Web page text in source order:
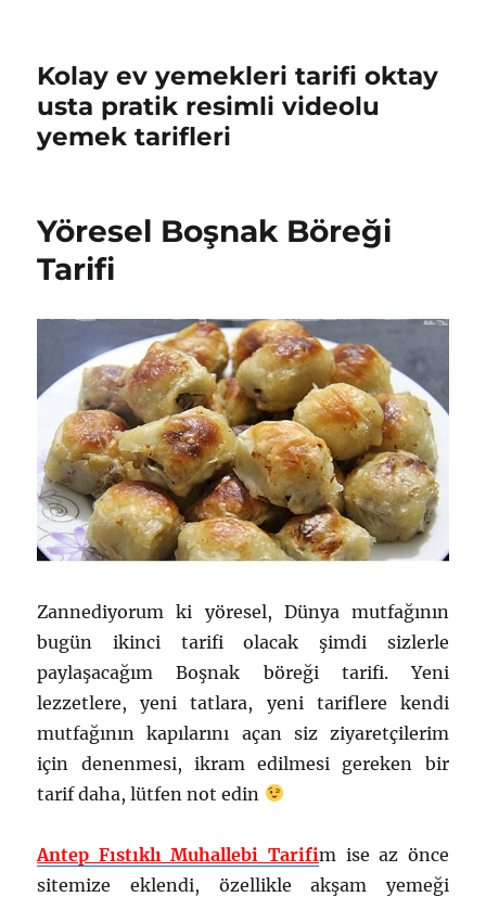
Kolay ev yemekleri tarifi oktay
usta pratik resimli videolu
yemek tarifleri
Yöresel Boşnak Böreği
Tarifi
Zannediyorum ki yöresel, Dünya mutfağının
bugün ikinci tarifi olacak şimdi sizlerle
paylaşacağım Boşnak böreği tarifi. Yeni
lezzetlere, yeni tatlara, yeni tariflere kendi
mutfağının kapılarını açan siz ziyaretçilerim
için denenmesi, ikram edilmesi gereken bir
tarif daha, lütfen not edin
Antep Fıstıklı Muhallebi Tarifim ise az önce
sitemize eklendi, özellikle akşam yemeği